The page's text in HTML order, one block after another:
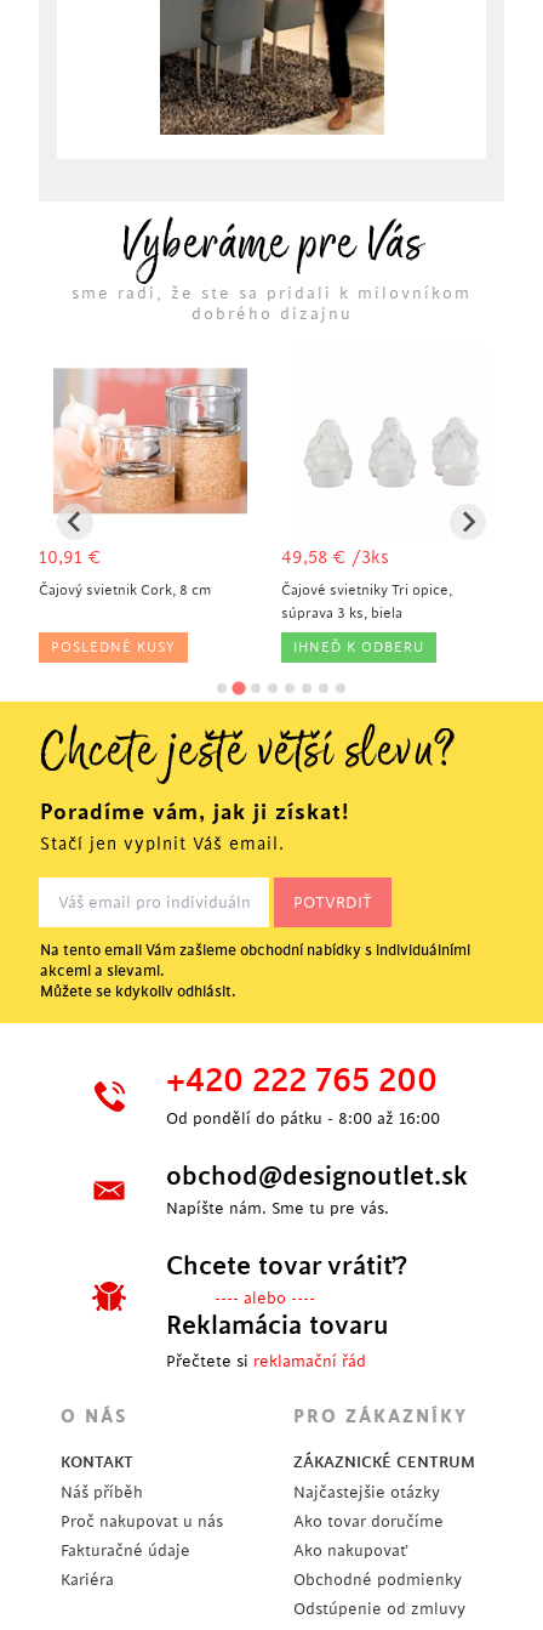
Vyberáme pre Vás
sme radi, že ste sa pridali k milovníkom
dobrého dizajnu
10,91 €
Čajový svietnik Cork, 8 cm
POSLEDNÉ KUSY
49,58 € /3ks
Čajové svietniky Tri opice,
súprava 3 ks, biela
IHNEĎ K ODBERU
Chcete ještě větší slevu?
Poradíme vám, jak ji získat!
Stačí jen vyplnit Váš email.
Na tento email Vám zašleme obchodní nabídky s individuálními
akcemi a slevami.
Můžete se kdykoliv odhlásit.
+420 222 765 200
Od pondělí do pátku - 8:00 až 16:00
obchod@designoutlet.sk
Napíšte nám. Sme tu pre vás.
Chcete tovar vrátiť?
---- alebo ----
Reklamácia tovaru
Přečtete si reklamační řád
O NÁS
KONTAKT
Náš příběh
Proč nakupovat u nás
Fakturačné údaje
Kariéra
PRO ZÁKAZNÍKY
ZÁKAZNICKÉ CENTRUM
Najčastejšie otázky
Ako tovar doručíme
Ako nakupovať
Obchodné podmienky
Odstúpenie od zmluvy